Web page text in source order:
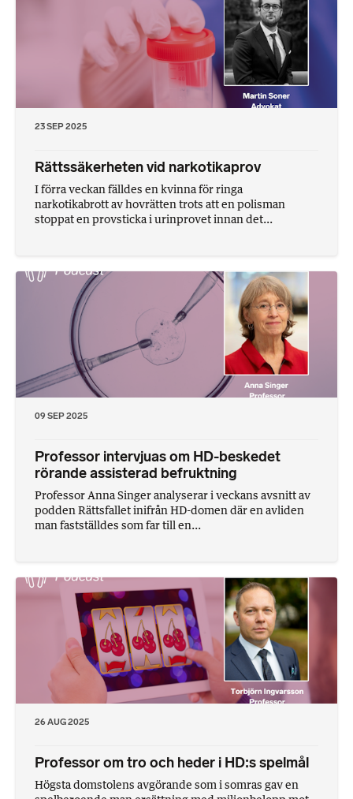
23 SEP 2025
Rättssäkerheten vid narkotikaprov
I förra veckan fälldes en kvinna för ringa
narkotikabrott av hovrätten trots att en polisman
stoppat en provsticka i urinprovet innan det...
09 SEP 2025
Professor intervjuas om HD-beskedet
rörande assisterad befruktning
Professor Anna Singer analyserar i veckans avsnitt av
podden Rättsfallet inifrån HD-domen där en avliden
man fastställdes som far till en...
26 AUG 2025
Professor om tro och heder i HD:s spelmål
Högsta domstolens avgörande som i somras gav en